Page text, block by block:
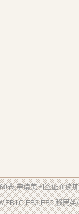
表,申请美国签证面谈
移民